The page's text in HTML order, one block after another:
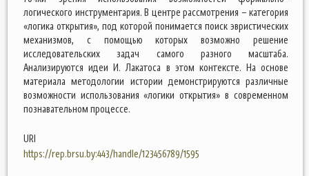
логического инструментария. В центре рассмотрения – категория
«логика открытия», под которой понимается поиск эвристических
механизмов, с помощью которых возможно решение
исследовательских задач самого разного масштаба.
Анализируются идеи И. Лакатоса в этом контексте. На основе
материала методологии истории демонстрируются различные
возможности использования «логики открытия» в современном
познавательном процессе.
URI
https://rep.brsu.by:443/handle/123456789/1595